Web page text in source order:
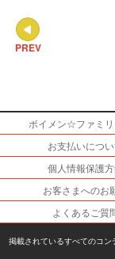
PREV
ボイメン☆ファミ
お支払いにつ
個人情報保護
お客さまへのお
よくあるご質
掲載されているすべてのコ